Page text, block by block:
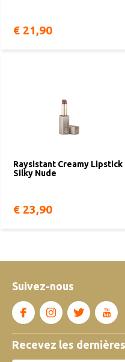
€ 21,90
Raysistant Creamy Lipstick
Silky Nude
€ 23,90
Suivez-nous
Recevez les